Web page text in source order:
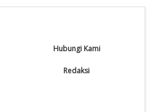
Hubungi Kami
Redaksi